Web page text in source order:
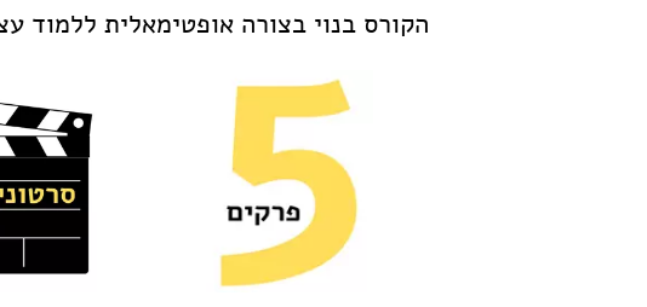
הקורס בנוי בצורה אופטימאלית ללמוד